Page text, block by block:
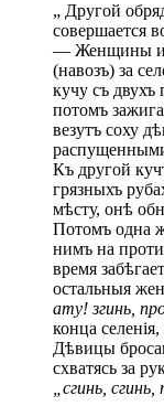
„ Другой
совершается
— Женщины и
(навозъ) за
кучу съ
потомъ
везутъ соху
Къ другой
грязныхъ
мѣсту, онѣ
Потомъ одна
нимъ на
время
остальныя
ату! згинь,
конца
Дѣвицы
схватясь за
„сгинь,